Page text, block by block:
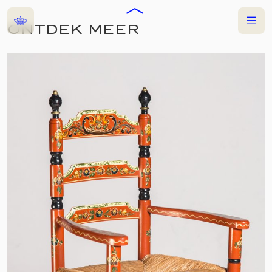
Home Menu
MUSEUM
HINDELOOPEN
MUSEUM HINDELOOPEN
ONTDEK MEER